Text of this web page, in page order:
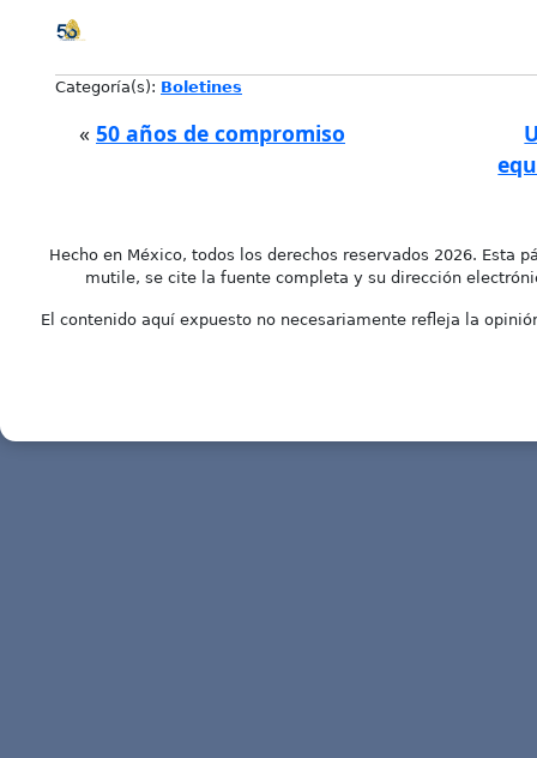
Categoría(s): Boletines
« 50 años de compromiso
Hecho en México, todos los derechos reservados 2026. Esta
mutile, se cite la fuente completa y su dirección
El contenido aquí expuesto no necesariamente refleja la